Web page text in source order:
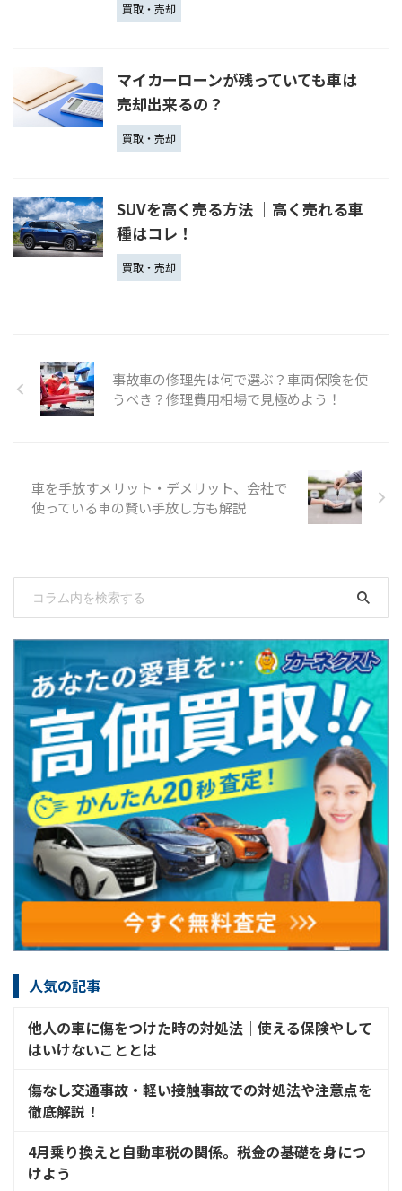
買取・売却
マイカーローンが残っていても車は
売却出来るの？
買取・売却
SUVを高く売る方法 │高く売れる車
種はコレ！
買取・売却
事故車の修理先は何で選ぶ？車両保険を使
うべき？修理費用相場で見極めよう！
車を手放すメリット・デメリット、会社で
使っている車の賢い手放し方も解説
人気の記事
他人の車に傷をつけた時の対処法│使える保険やして
はいけないこととは
傷なし交通事故・軽い接触事故での対処法や注意点を
徹底解説！
4月乗り換えと自動車税の関係。税金の基礎を身につ
けよう